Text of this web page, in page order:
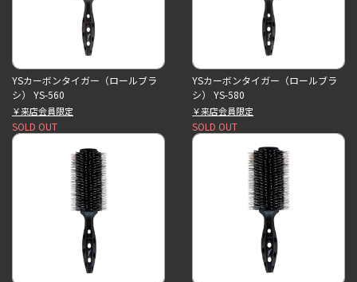
YSカーボンタイガー（ロールブラ
シ） YS-560
￥来店会員限定
SOLD OUT
YSカーボンタイガー（ロールブラ
シ） YS-580
￥来店会員限定
SOLD OUT